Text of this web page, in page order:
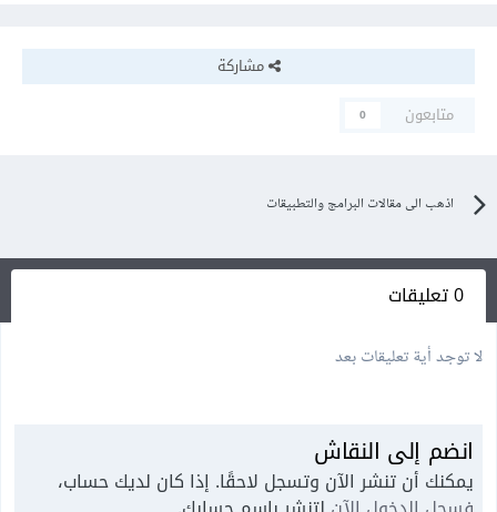
مشاركة
متابعون
0
اذهب الى مقالات البرامج والتطبيقات
0 تعليقات
لا توجد أية تعليقات بعد
انضم إلى النقاش
يمكنك أن تنشر الآن وتسجل لاحقًا. إذا كان لديك حساب،